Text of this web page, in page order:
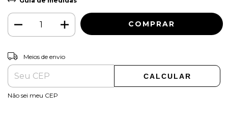
Entregas para o CEP:
Meios de envio
CALCULAR
Não sei meu CEP